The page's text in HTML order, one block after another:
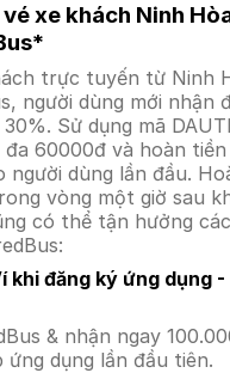
xe khách Ninh
trực tuyến từ Ninh
người dùng mới nhận
Sử dụng mã
đa 60000đ và hoàn
người dùng lần đầu.
vòng một giờ sau
có thể tận hưởng
khi đăng ký ứng dụng
& nhận ngay
ứng dụng lần đầu tiên.